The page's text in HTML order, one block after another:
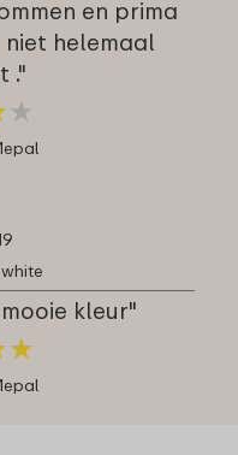
en prima
niet helemaal
."
★
★
kleur"
★
★